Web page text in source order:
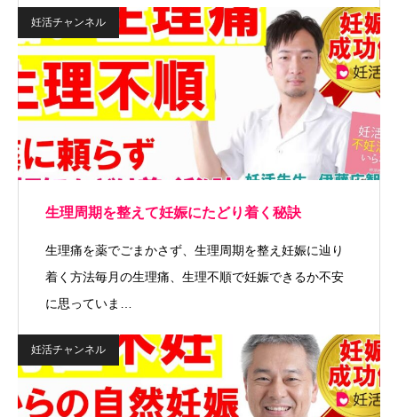
妊活チャンネル
生理周期を整えて妊娠にたどり着く秘訣
生理痛を薬でごまかさず、生理周期を整え妊娠に辿り
着く方法毎月の生理痛、生理不順で妊娠できるか不安
に思っていま…
妊活チャンネル